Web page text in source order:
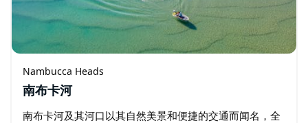
Nambucca Heads
南布卡河
南布卡河及其河口以其自然美景和便捷的交通而闻名，全